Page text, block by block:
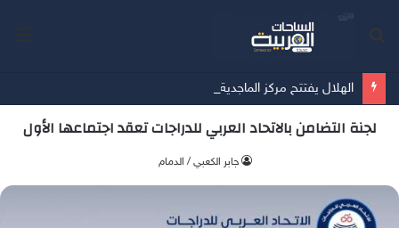
الهلال يفتتح مركز الماجدية الرياضي.. مقرًا جديدًا للفريق الأول
لجنة التضامن بالاتحاد العربي للدراجات تعقد اجتماعها الأول
جابر الكعبي / الدمام